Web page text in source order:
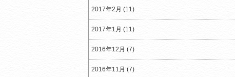
2017年2月 (11)
2017年1月 (11)
2016年12月 (7)
2016年11月 (7)